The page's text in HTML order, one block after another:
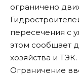
ограничено
пересечения с
этом сообщает
хозяйства и ТЭК.
Ограничение